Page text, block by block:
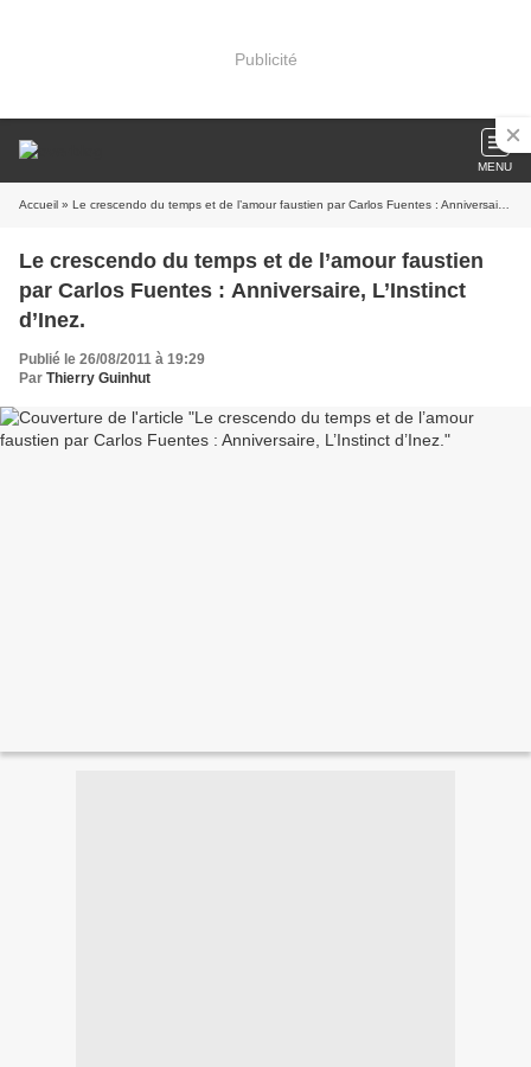
Publicité
MENU
Accueil » Le crescendo du temps et de l’amour faustien par Carlos Fuentes : Anniversaire, L’Instinct d’Inez.
Le crescendo du temps et de l’amour faustien
par Carlos Fuentes : Anniversaire, L’Instinct
d’Inez.
Publié le 26/08/2011 à 19:29
Par Thierry Guinhut